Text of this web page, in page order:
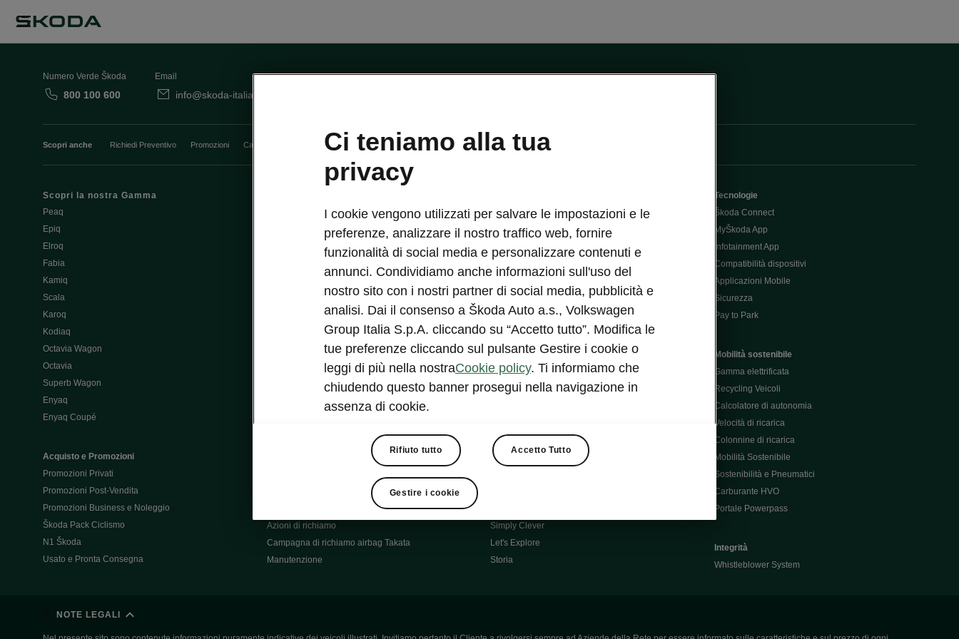
Numero Verde Škoda
800 100 600
Email
info@skoda-italia.it
Scopri anche Richiedi Preventivo Promozioni Cataloghi e Listini Car Configurator Rete Škoda
Scopri la nostra Gamma
Peaq
Epiq
Elroq
Fabia
Kamiq
Scala
Karoq
Kodiaq
Octavia Wagon
Octavia
Superb Wagon
Enyaq
Enyaq Coupé
Acquisto e Promozioni
Promozioni Privati
Promozioni Post-Vendita
Promozioni Business e Noleggio
Škoda Pack Ciclismo
N1 Škoda
Usato e Pronta Consegna
Aziende e P.IVA
Usato Škoda Plus
Cataloghi e listini
Richiedi Preventivo
Richiedi Test Drive
Post-vendita aziende e P.IVA
Škoda Supercard
Azioni di richiamo
Campagna di richiamo airbag Takata
Manutenzione
Informazioni per soccorritori
Dichiarazione di cambio proprietà
Richiedi Assistenza Service
Mondo Škoda
Milano Design Week
Fabia Green Flow
Škoda Official Partner X Factor 202
Elroq Respectline
Contatti
Auto per neopatentati
Simply Clever
Let's Explore
Storia
Tecnologie
Škoda Connect
MyŠkoda App
Infotainment App
Compatibilità dispositivi
Applicazioni Mobile
Sicurezza
Pay to Park
Mobilità sostenibile
Gamma elettrificata
Recycling Veicoli
Calcolatore di autonomia
Velocità di ricarica
Colonnine di ricarica
Mobilità Sostenibile
Sostenibilità e Pneumatici
Carburante HVO
Portale Powerpass
Integrità
Whistleblower System
NOTE LEGALI
Ci teniamo alla tua
privacy
I cookie vengono utilizzati per salvare le impostazioni e le
preferenze, analizzare il nostro traffico web, fornire
funzionalità di social media e personalizzare contenuti e
annunci. Condividiamo anche informazioni sull'uso del
nostro sito con i nostri partner di social media, pubblicità e
analisi. Dai il consenso a Škoda Auto a.s., Volkswagen
Group Italia S.p.A. cliccando su “Accetto tutto”. Modifica le
tue preferenze cliccando sul pulsante Gestire i cookie o
leggi di più nella nostraCookie policy. Ti informiamo che
chiudendo questo banner prosegui nella navigazione in
assenza di cookie.
Rifiuto tutto Accetto Tutto
Gestire i cookie